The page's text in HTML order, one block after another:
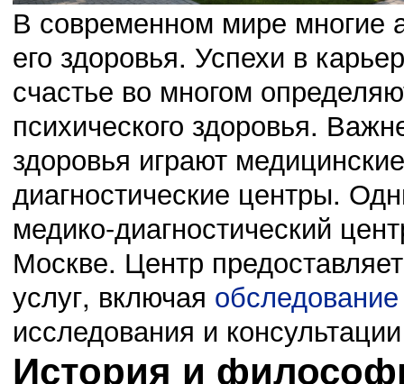
23:42:00
Сведения о проведении месячных мероприятий,
02.11.14
23:41:00
Выбрали нового председателя Октябрьского района
В современном мире многие
его здоровья. Успехи в
счастье во многом
психического здоровья.
здоровья играют
диагностические центры.
медико-диагностический
Москве. Центр
услуг, включая
исследования и
История и